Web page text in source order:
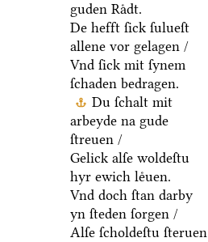
guden Raͤdt.
De hefft ſick ſulueſt
allene vor gelagen /
Vnd ſick mit ſynem
ſchaden bedragen.
Du ſchalt mit
arbeyde na gude
ſtreuen /
Gelick alſe woldeſtu
hyr ewich leͤuen.
Vnd doch ſtan darby
yn ſteden ſorgen /
Alſe ſcholdeſtu ſteruen